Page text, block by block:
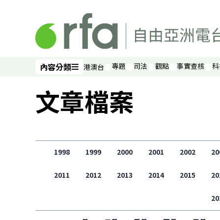
跳過主要內容
內容分類
內容分類 港澳台 專題 司法 觀點 事實查核
文章檔案
1998 1999 2000 2001 2002
2011 2012 2013 2014 2015